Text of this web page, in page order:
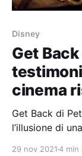
Disney
Get
cinema
Get Back di
l’illusione di
29 nov 20214 min